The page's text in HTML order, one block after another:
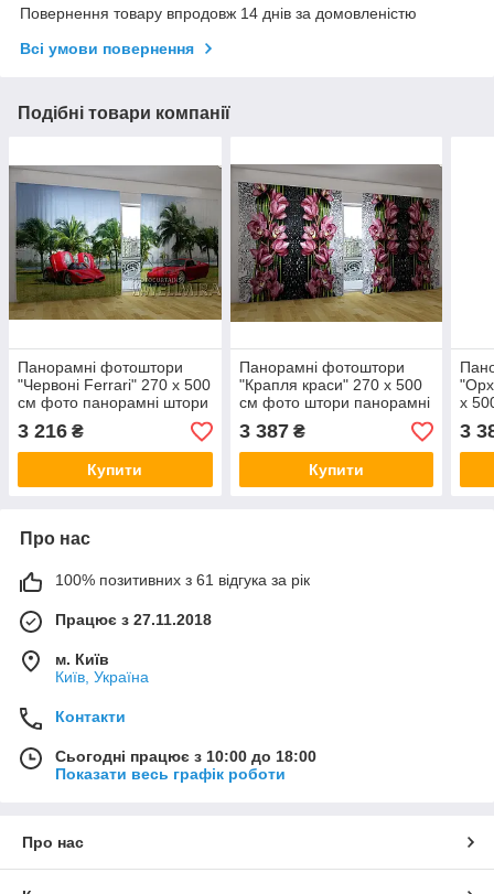
Повернення товару впродовж 14 днів за домовленістю
Всі умови повернення
Подібні товари компанії
Панорамні фотоштори
"Червоні Ferrari" 270 х 500
см фото панорамні штори
VE
3 216 ₴
Купити
Панорамні фотоштори
"Крапля краси" 270 х 500
см фото штори панорамні
штори VE
3 387₴
Купити
х
3
Про нас
100% позитивних з 61 відгука за рік
Працює з 27.11.2018
м. Київ
Київ, Україна
Контакти
Сьогодні працює з 10:00 до 18:00
Показати весь графік роботи
Про нас